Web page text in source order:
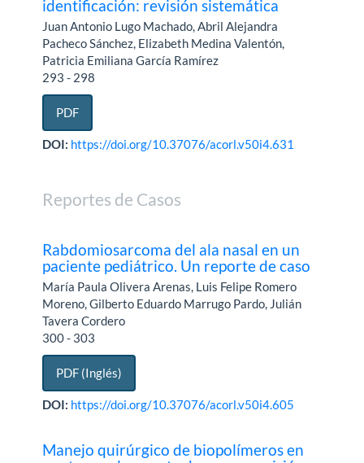
identificación: revisión sistemática
Juan Antonio Lugo Machado, Abril Alejandra
Pacheco Sánchez, Elizabeth Medina Valentón,
Patricia Emiliana García Ramírez
293 - 298
PDF
DOI: https://doi.org/10.37076/acorl.v50i4.631
Reportes de Casos
Rabdomiosarcoma del ala nasal en un
paciente pediátrico. Un reporte de caso
María Paula Olivera Arenas, Luis Felipe Romero
Moreno, Gilberto Eduardo Marrugo Pardo, Julián
Tavera Cordero
300 - 303
PDF (Inglés)
DOI: https://doi.org/10.37076/acorl.v50i4.605
Manejo quirúrgico de biopolímeros en